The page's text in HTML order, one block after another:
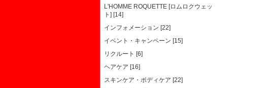
L'HOMME ROQUETTE [ロムロクウェッ
ト] [14]
インフォメーション [22]
イベント・キャンペーン [15]
リクルート [6]
ヘアケア [16]
スキンケア・ボディケア [22]